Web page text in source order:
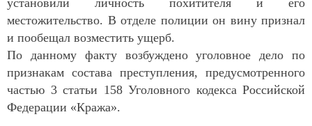
установили личность похитителя и его
местожительство. В отделе полиции он вину признал
и пообещал возместить ущерб.
По данному факту возбуждено уголовное дело по
признакам состава преступления, предусмотренного
частью 3 статьи 158 Уголовного кодекса Российской
Федерации «Кража».